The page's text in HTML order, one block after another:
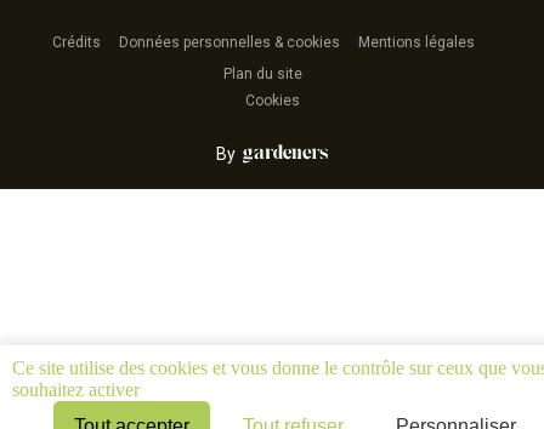
Crédits Données personnelles & cookies
Mentions légales
Plan du site
Cookies
By
Ce site utilise des cookies et vous donne le contrôle sur ceux que
souhaitez activer